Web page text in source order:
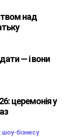
над
— і вони
церемонія у
бізнесу